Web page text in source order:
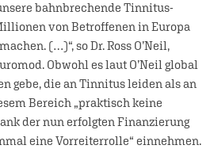
bahnbrechende Tinnitus-
von Betroffenen in Europa
(…)“, so Dr. Ross O’Neil,
Obwohl es laut O’Neil global
gebe, die an Tinnitus leiden als an
Bereich „praktisch keine
der nun erfolgten Finanzierung
eine Vorreiterrolle“ einnehmen.